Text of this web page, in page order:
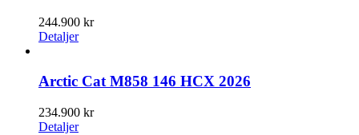
244.900 kr
Detaljer
Arctic Cat M858 146 HCX 2026
234.900 kr
Detaljer